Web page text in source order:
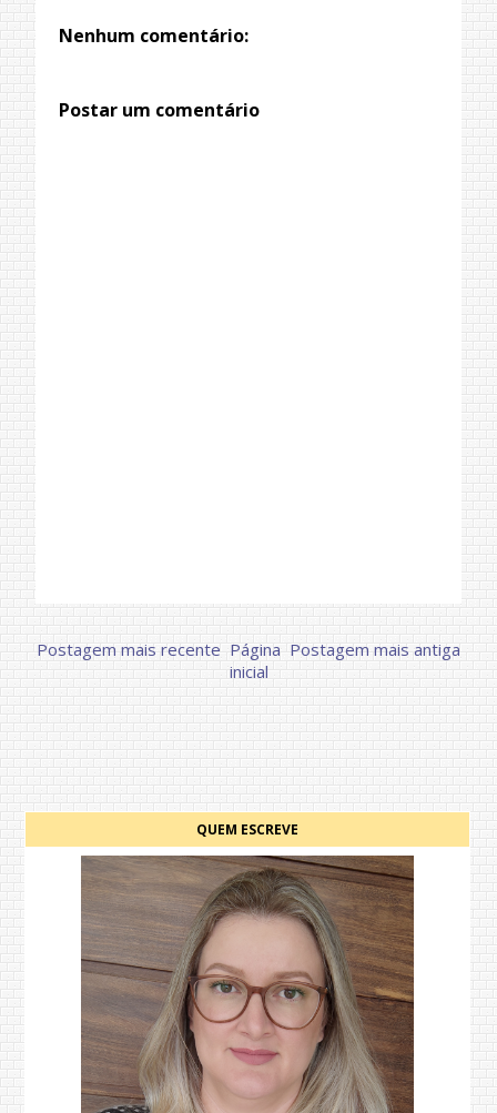
Nenhum comentário:
Postar um comentário
Postagem mais recente Postagem mais antiga
Página
inicial
QUEM ESCREVE